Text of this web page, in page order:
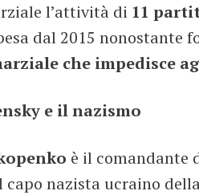
l’attività di 11
dal 2015 nonostante
che impedisce
e il nazismo
è il comandante
capo nazista ucraino